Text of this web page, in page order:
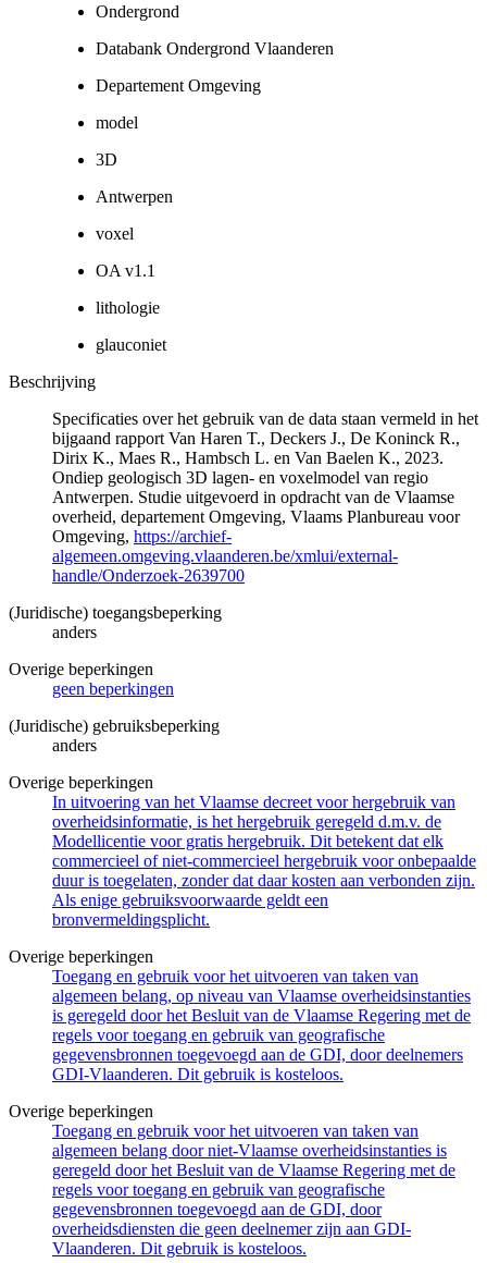
Ondergrond
Databank Ondergrond Vlaanderen
Departement Omgeving
model
3D
Antwerpen
voxel
OA v1.1
lithologie
glauconiet
Beschrijving
Specificaties over het gebruik van de data staan vermeld in het
bijgaand rapport Van Haren T., Deckers J., De Koninck R.,
Dirix K., Maes R., Hambsch L. en Van Baelen K., 2023.
Ondiep geologisch 3D lagen- en voxelmodel van regio
Antwerpen. Studie uitgevoerd in opdracht van de Vlaamse
overheid, departement Omgeving, Vlaams Planbureau voor
Omgeving, https://archief-
algemeen.omgeving.vlaanderen.be/xmlui/external-
handle/Onderzoek-2639700
(Juridische) toegangsbeperking
anders
Overige beperkingen
geen beperkingen
(Juridische) gebruiksbeperking
anders
Overige beperkingen
In uitvoering van het Vlaamse decreet voor hergebruik van
overheidsinformatie, is het hergebruik geregeld d.m.v. de
Modellicentie voor gratis hergebruik. Dit betekent dat elk
commercieel of niet-commercieel hergebruik voor onbepaalde
duur is toegelaten, zonder dat daar kosten aan verbonden zijn.
Als enige gebruiksvoorwaarde geldt een
bronvermeldingsplicht.
Overige beperkingen
Toegang en gebruik voor het uitvoeren van taken van
algemeen belang, op niveau van Vlaamse overheidsinstanties
is geregeld door het Besluit van de Vlaamse Regering met de
regels voor toegang en gebruik van geografische
gegevensbronnen toegevoegd aan de GDI, door deelnemers
GDI-Vlaanderen. Dit gebruik is kosteloos.
Overige beperkingen
Toegang en gebruik voor het uitvoeren van taken van
algemeen belang door niet-Vlaamse overheidsinstanties is
geregeld door het Besluit van de Vlaamse Regering met de
regels voor toegang en gebruik van geografische
gegevensbronnen toegevoegd aan de GDI, door
overheidsdiensten die geen deelnemer zijn aan GDI-
Vlaanderen. Dit gebruik is kosteloos.